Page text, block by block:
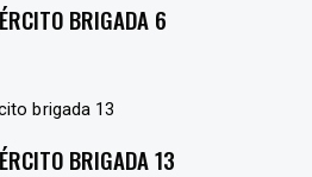
BRIGADA 6
BRIGADA 13